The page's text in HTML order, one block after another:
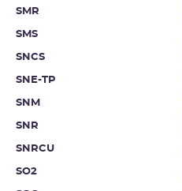
SMR
SMS
SNCS
SNE-TP
SNM
SNR
SNRCU
SO2